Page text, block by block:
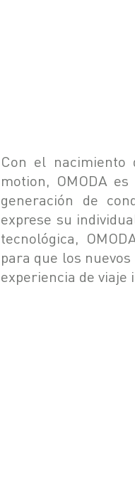
Con el nacimiento
motion, OMODA
generación de
exprese su
tecnológica,
para que los
experiencia de viaje